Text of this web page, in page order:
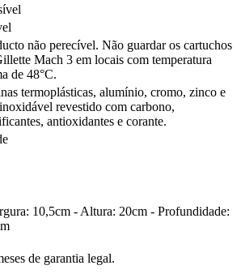
não perecível. Não guardar os cartuchos
Mach 3 em locais com temperatura
de 48°C.
termoplásticas, alumínio, cromo, zinco e
revestido com carbono,
antioxidantes e corante.
10,5cm - Altura: 20cm - Profundidade:
de garantia legal.